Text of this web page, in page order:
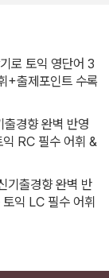
로 토익 영단어 3
+출제포인트 수록
경향 완벽 반영
익 RC 필수 어휘 &
기출경향 완벽 반
익 LC 필수 어휘